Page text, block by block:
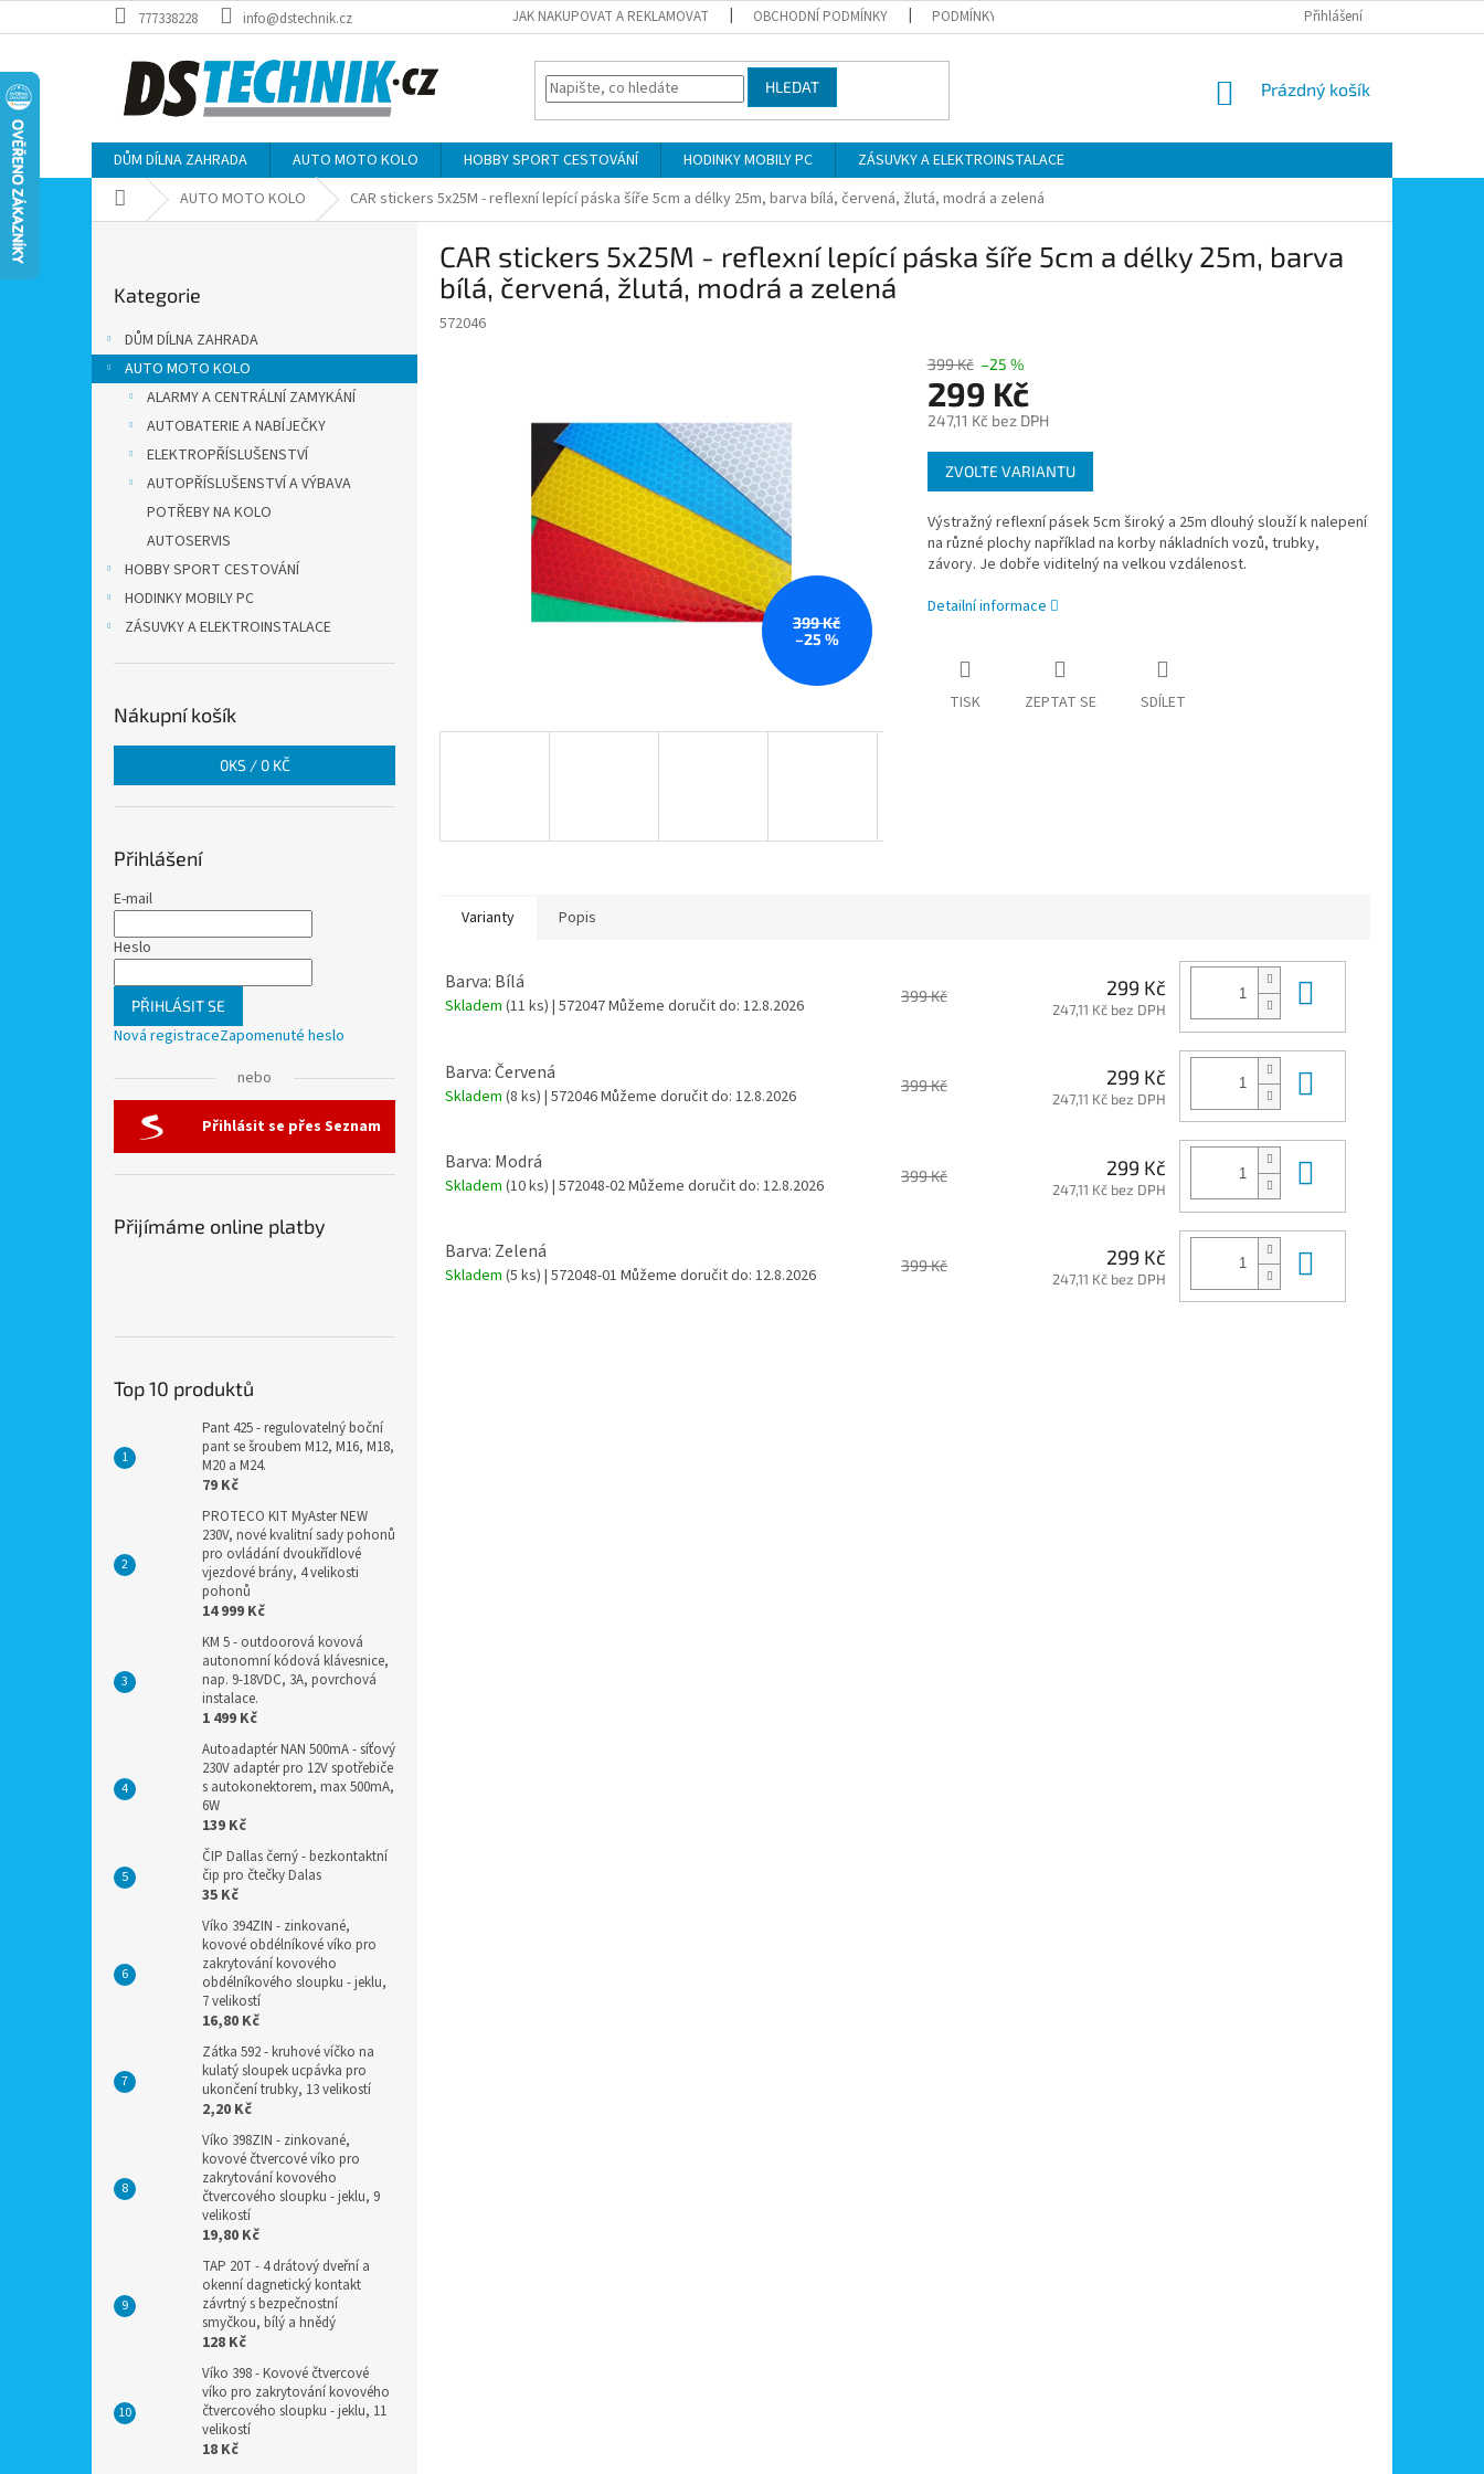
na
777338228 info@dstechnik.cz JAK NAKUPOVAT A REKLAMOVAT OBCHODNÍ PODMÍNKY PODMÍNKY OCHRANY OSOBNÍCH ÚDAJŮ MOJE OBJEDNÁVKA
Přihlášení
HLEDAT
NÁKUPNÍ
Prázdný košík
DŮM DÍLNA ZAHRADA AUTO MOTO KOLO HOBBY SPORT CESTOVÁNÍ HODINKY MOBILY PC
ZÁSUVKY A ELEKTROINSTALACE
Domů AUTO MOTO KOLO CAR stickers 5x25M - reflexní lepící páska šíře 5cm a délky 25m, barva bílá, červená, žlutá, modrá a zelená
a
n
kategorie
Kategorie
DŮM DÍLNA ZAHRADA
AUTO MOTO KOLO
ALARMY A CENTRÁLNÍ ZAMYKÁNÍ
AUTOBATERIE A NABÍJEČKY
ELEKTROPŘÍSLUŠENSTVÍ
AUTOPŘÍSLUŠENSTVÍ A VÝBAVA
POTŘEBY NA KOLO
AUTOSERVIS
HOBBY SPORT CESTOVÁNÍ
HODINKY MOBILY PC
ZÁSUVKY A ELEKTROINSTALACE
Nákupní košík
0KS / 0 KČ
Přihlášení
E-mail
Heslo
PŘIHLÁSIT SE
Nová registraceZapomenuté heslo
nebo
Přihlásit se přes Seznam
Přijímáme online platby
Top 10 produktů
Pant 425 - regulovatelný boční
pant se šroubem M12, M16, M18,
M20 a M24.
79 Kč
PROTECO KIT MyAster NEW
230V, nové kvalitní sady pohonů
pro ovládání dvoukřídlové
vjezdové brány, 4 velikosti
pohonů
14 999 Kč
KM 5 - outdoorová kovová
autonomní kódová klávesnice,
nap. 9-18VDC, 3A, povrchová
instalace.
1 499 Kč
Autoadaptér NAN 500mA - síťový
230V adaptér pro 12V spotřebiče
s autokonektorem, max 500mA,
6W
139 Kč
ČIP Dallas černý - bezkontaktní
čip pro čtečky Dalas
35 Kč
Víko 394ZIN - zinkované,
kovové obdélníkové víko pro
zakrytování kovového
obdélníkového sloupku - jeklu,
7 velikostí
16,80 Kč
Zátka 592 - kruhové víčko na
kulatý sloupek ucpávka pro
ukončení trubky, 13 velikostí
2,20 Kč
Víko 398ZIN - zinkované,
kovové čtvercové víko pro
zakrytování kovového
čtvercového sloupku - jeklu, 9
velikostí
19,80 Kč
TAP 20T - 4 drátový dveřní a
okenní dagnetický kontakt
závrtný s bezpečnostní
smyčkou, bílý a hnědý
128 Kč
Víko 398 - Kovové čtvercové
víko pro zakrytování kovového
čtvercového sloupku - jeklu, 11
velikostí
18 Kč
CAR stickers 5x25M - reflexní lepící páska šíře 5cm a délky 25m, barva
bílá, červená, žlutá, modrá a zelená
572046
399 Kč
–25 %
399 Kč –25 %
299 Kč
247,11 Kč bez DPH
Měrná
cena:
ZVOLTE VARIANTU
Výstražný reflexní pásek 5cm široký a 25m dlouhý slouží k nalepení
na různé plochy například na korby nákladních vozů, trubky,
závory. Je dobře viditelný na velkou vzdálenost.
Detailní informace
TISK ZEPTAT SE SDÍLET
Varianty Popis
Barva: Bílá
Skladem (11 ks) | 572047Můžeme doručit do: 12.8.2026 399 Kč 299 Kč
247,11 Kč bez DPH
Barva: Červená
Skladem (8 ks) | 572046Můžeme doručit do: 12.8.2026 399 Kč 299 Kč
247,11 Kč bez DPH
Barva: Modrá
Skladem (10 ks) | 572048-02Můžeme doručit do: 12.8.2026 399 Kč 299 Kč
247,11 Kč bez DPH
Barva: Zelená
Skladem (5 ks) | 572048-01 Můžeme doručit do: 12.8.2026 399 Kč 299 Kč
247,11 Kč bez DPH